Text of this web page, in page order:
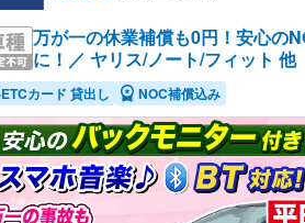
万が一の休業補償も0円！安心の
に！／ ヤリス/ノート/フィット 他
ETCカード 貸出し NOC補償込み